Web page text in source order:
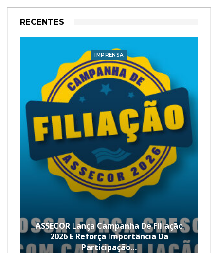
RECENTES
IMPRENSA
ASSECOR Lança Campanha De Filiação
2026 E Reforça Importância Da
Participação…